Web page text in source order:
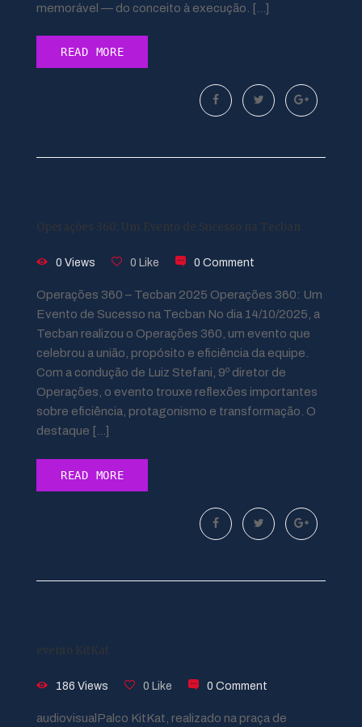
memorável — do conceito à execução. […]
READ MORE
Operações 360: Um Evento de Sucesso na Tecban
0 Views 0 Like 0 Comment
Operações 360 – Tecban 2025 Operações 360: Um
Evento de Sucesso na Tecban No dia 14/10/2025, a
Tecban realizou o Operações 360, um evento que
celebrou a união, propósito e eficiência da equipe.
Com a condução de Luiz Stefani, 9º diretor de
Operações, o evento trouxe reflexões importantes
sobre eficiência, protagonismo e transformação. O
destaque […]
READ MORE
evento KitKat
186 Views 0 Like 0 Comment
audiovisualPalco KitKat, realizado na praça de